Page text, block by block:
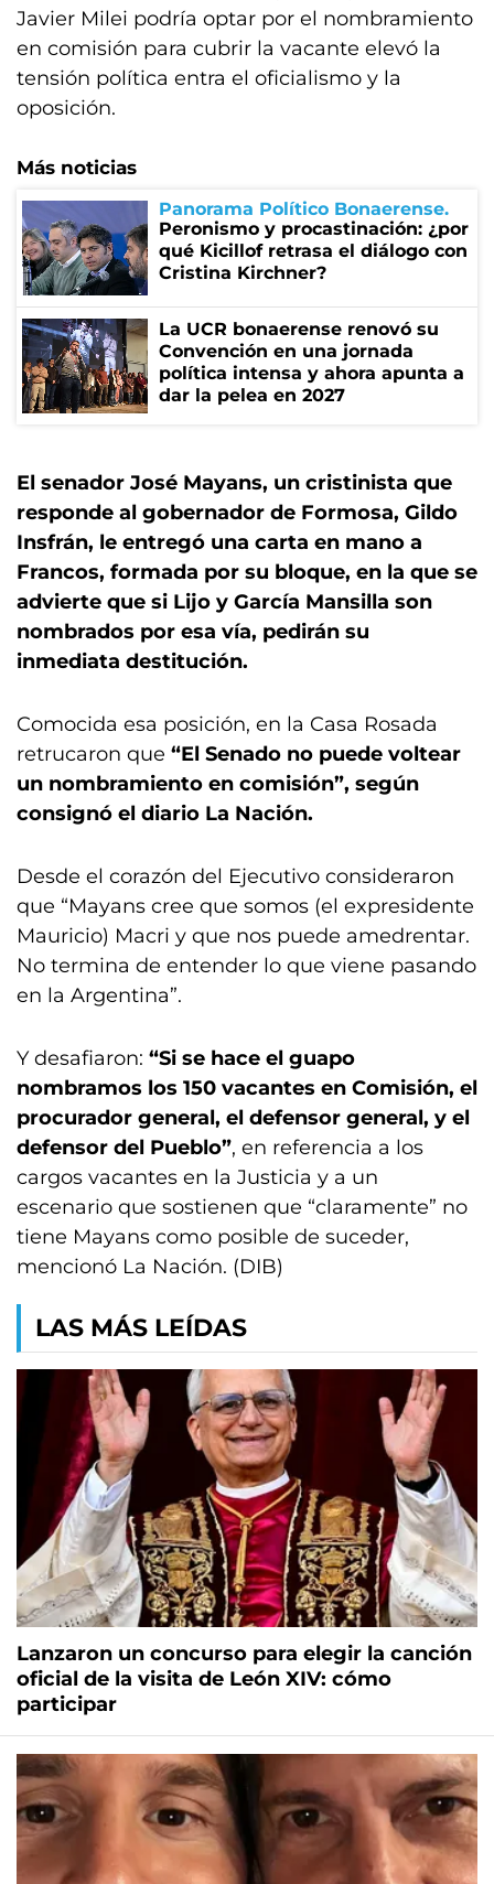
Javier Milei podría optar por el nombramiento
en comisión para cubrir la vacante elevó la
tensión política entra el oficialismo y la
oposición.
Más noticias
Panorama Político Bonaerense
Peronismo y procastinación: ¿por
qué Kicillof retrasa el diálogo con
Cristina Kirchner?
La UCR bonaerense renovó su
Convención en una jornada
política intensa y ahora apunta a
dar la pelea en 2027
El senador José Mayans, un cristinista que
responde al gobernador de Formosa, Gildo
Insfrán, le entregó una carta en mano a
Francos, formada por su bloque, en la que se
advierte que si Lijo y García Mansilla son
nombrados por esa vía, pedirán su
inmediata destitución.
Comocida esa posición, en la Casa Rosada
retrucaron que “El Senado no puede voltear
un nombramiento en comisión”, según
consignó el diario La Nación.
Desde el corazón del Ejecutivo consideraron
que “Mayans cree que somos (el expresidente
Mauricio) Macri y que nos puede amedrentar.
No termina de entender lo que viene pasando
en la Argentina”.
Y desafiaron: “Si se hace el guapo
nombramos los 150 vacantes en Comisión, el
procurador general, el defensor general, y el
defensor del Pueblo”, en referencia a los
cargos vacantes en la Justicia y a un
escenario que sostienen que “claramente” no
tiene Mayans como posible de suceder,
mencionó La Nación. (DIB)
LAS MÁS LEÍDAS
Lanzaron un concurso para elegir la canción
oficial de la visita de León XIV: cómo
participar